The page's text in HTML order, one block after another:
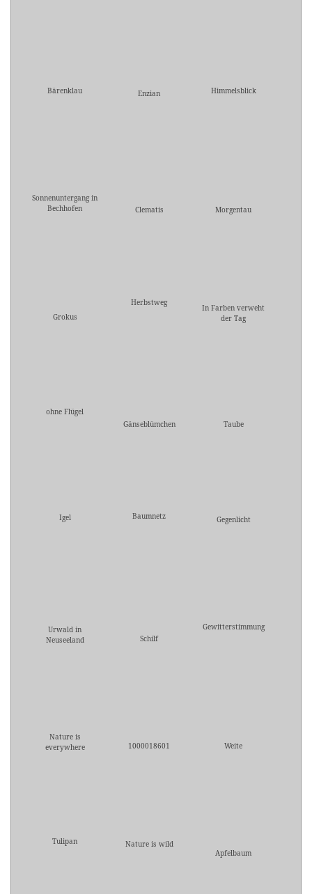
Bärenklau Enzian Himmelsblick
Sonnenuntergang in
Bechhofen
Clematis Morgentau
Grokus
Herbstweg
In Farben verweht
der Tag
ohne Flügel
Gänseblümchen
Taube
Igel Baumnetz Gegenlicht
Urwald in
Neuseeland
Schilf
Gewitterstimmung
Nature is
everywhere
1000018601 Weite
Tulipan
Nature is wild
Apfelbaum